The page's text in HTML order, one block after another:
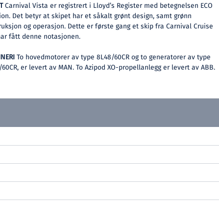
Carnival Vista er registrert i Lloyd’s Register med betegnelsen ECO
Det betyr at skipet har et såkalt grønt design, samt grønn
og operasjon. Dette er første gang et skip fra Carnival Cruise
fått denne notasjonen.
To hovedmotorer av type 8L48/60CR og to generatorer av type
60CR, er levert av MAN. To Azipod XO-propellanlegg er levert av ABB.